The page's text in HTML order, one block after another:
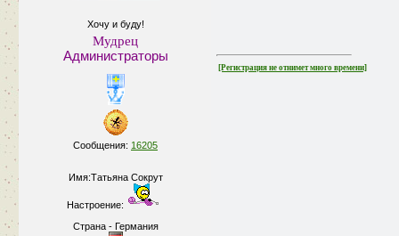
Хочу и буду!
Мудрец
Администраторы
Сообщения: 16205
Имя:Татьяна Сокрут
Настроение:
Страна - Германия
[Регистрация не отнимет много времени]